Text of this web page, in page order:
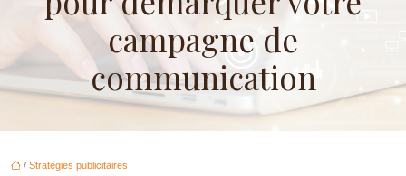
campagne de
communication
/ Stratégies publicitaires